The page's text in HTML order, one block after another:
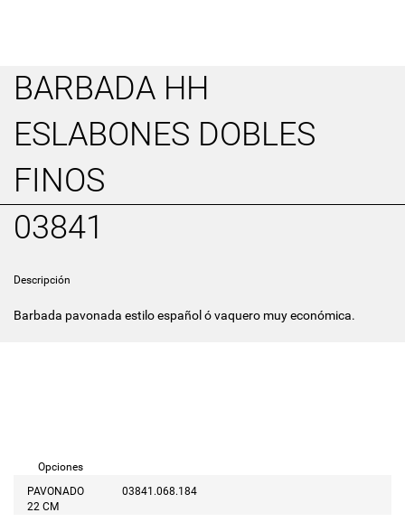
BARBADA HH
ESLABONES DOBLES
FINOS
03841
Descripción
Barbada pavonada estilo español ó vaquero muy económica.
Opciones
PAVONADO
22 CM
03841.068.184